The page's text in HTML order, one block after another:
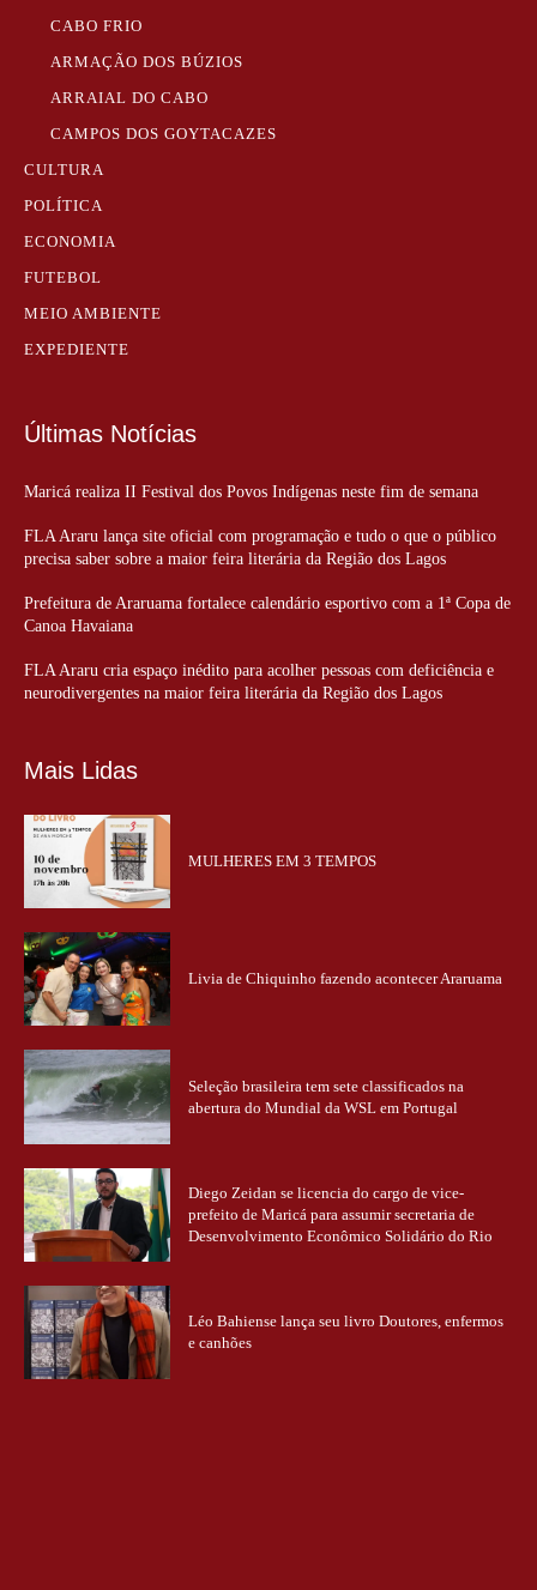
CABO FRIO
ARMAÇÃO DOS BÚZIOS
ARRAIAL DO CABO
CAMPOS DOS GOYTACAZES
CULTURA
POLÍTICA
ECONOMIA
FUTEBOL
MEIO AMBIENTE
EXPEDIENTE
Últimas Notícias
Maricá realiza II Festival dos Povos Indígenas neste fim de semana
FLA Araru lança site oficial com programação e tudo o que o público
precisa saber sobre a maior feira literária da Região dos Lagos
Prefeitura de Araruama fortalece calendário esportivo com a 1ª Copa de
Canoa Havaiana
FLA Araru cria espaço inédito para acolher pessoas com deficiência e
neurodivergentes na maior feira literária da Região dos Lagos
Mais Lidas
MULHERES EM 3 TEMPOS
Livia de Chiquinho fazendo acontecer Araruama
Seleção brasileira tem sete classificados na
abertura do Mundial da WSL em Portugal
Diego Zeidan se licencia do cargo de vice-
prefeito de Maricá para assumir secretaria de
Desenvolvimento Econômico Solidário do Rio
Léo Bahiense lança seu livro Doutores, enfermos
e canhões